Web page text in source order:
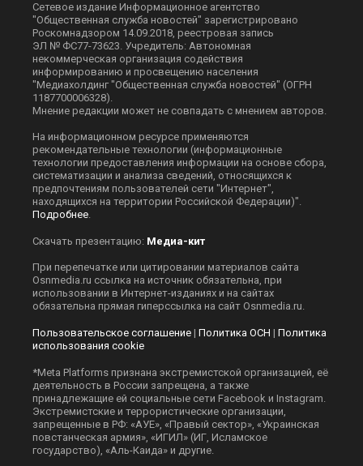
Сетевое издание Информационное агентство
"Общественная служба новостей" зарегистрировано
Роскомнадзором 14.09.2018, реестровая запись
ЭЛ № ФС77-73623. Учредитель: Автономная
некоммерческая организация содействия
информированию и просвещению населения
"Медиахолдинг "Общественная служба новостей" (ОГРН
1187700006328).
Мнение редакции может не совпадать с мнением авторов.
На информационном ресурсе применяются
рекомендательные технологии (информационные
технологии предоставления информации на основе сбора,
систематизации и анализа сведений, относящихся к
предпочтениям пользователей сети "Интернет",
находящихся на территории Российской Федерации)".
Подробнее.
Скачать презентацию: Медиа-кит
При перепечатке или цитировании материалов сайта
Оsnmedia.ru ссылка на источник обязательна, при
использовании в Интернет-изданиях и на сайтах
обязательна прямая гиперссылка на сайт Оsnmedia.ru.
Пользовательское соглашение | Политика ОСН | Политика
использования cookie
*Meta Platforms признана экстремистской организацией, её
деятельность в России запрещена, а также
принадлежащие ей социальные сети Facebook и Instagram.
Экстремистские и террористические организации,
запрещенные в РФ: «АУЕ», «Правый сектор», «Украинская
повстанческая армия», «ИГИЛ» (ИГ, Исламское
государство), «Аль-Каида» и другие.